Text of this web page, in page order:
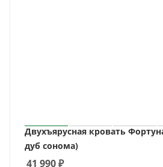
Двухъярусная кровать
дуб сонома)
41 990₽